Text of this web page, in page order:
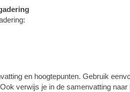
en hoogtepunten. Gebruik
verwijs je in de samenvatting naar